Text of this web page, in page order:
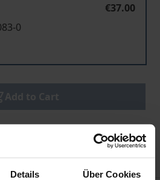
Details Über Cookies
€37.00
0